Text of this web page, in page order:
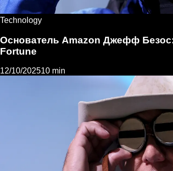
Technology
Основатель Amazon Джефф
Fortune
12/10/202510 min